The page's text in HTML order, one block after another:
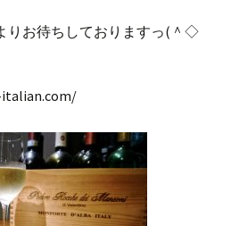
りお待ちしておりますっ(＾◇